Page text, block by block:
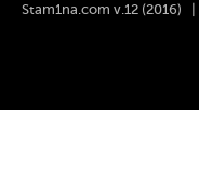
Stam1na.com v.12 (2016) |